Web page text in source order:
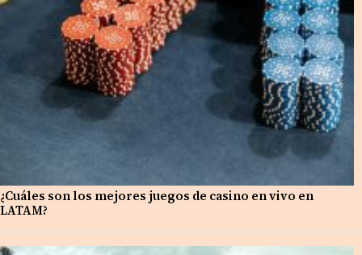
¿Cuáles son los mejores juegos de casino en vivo en
LATAM?